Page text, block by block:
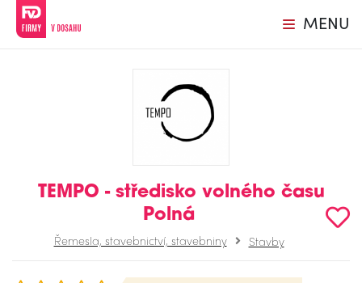
MENU
TEMPO - středisko volného času
Polná
Řemesla, stavebnictví, stavebniny Stavby